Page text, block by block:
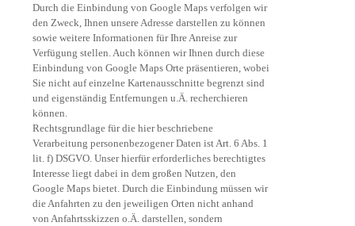
Durch die Einbindung von Google Maps verfolgen wir
den Zweck, Ihnen unsere Adresse darstellen zu können
sowie weitere Informationen für Ihre Anreise zur
Verfügung stellen. Auch können wir Ihnen durch diese
Einbindung von Google Maps Orte präsentieren, wobei
Sie nicht auf einzelne Kartenausschnitte begrenzt sind
und eigenständig Entfernungen u.Ä. recherchieren
können.
Rechtsgrundlage für die hier beschriebene
Verarbeitung personenbezogener Daten ist Art. 6 Abs. 1
lit. f) DSGVO. Unser hierfür erforderliches berechtigtes
Interesse liegt dabei in dem großen Nutzen, den
Google Maps bietet. Durch die Einbindung müssen wir
die Anfahrten zu den jeweiligen Orten nicht anhand
von Anfahrtsskizzen o.Ä. darstellen, sondern